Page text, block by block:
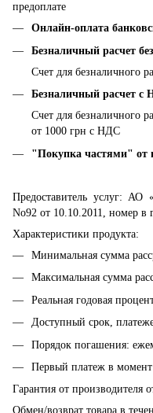
предоплате
Онлайн-оплата
Безналичный расчет
Счет для безналичного
Безналичный расчет с
Счет для безналичного
от 1000 грн с НДС
"Покупка частями" от
Предоставитель услуг:
No92 от 10.10.2011, номер в
Характеристики продукта:
Минимальная сумма
Максимальная сумма
Реальная годовая
Доступный срок,
Порядок погашения:
Первый платеж в
Гарантия от производителя
Обмен/возврат товара в